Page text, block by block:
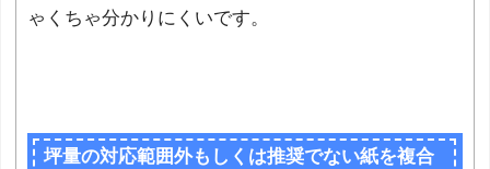
ゃくちゃ分かりにくいです。
坪量の対応範囲外もしくは推奨でない紙を複合